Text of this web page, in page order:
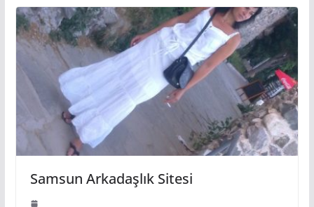
Samsun Arkadaşlık Sitesi